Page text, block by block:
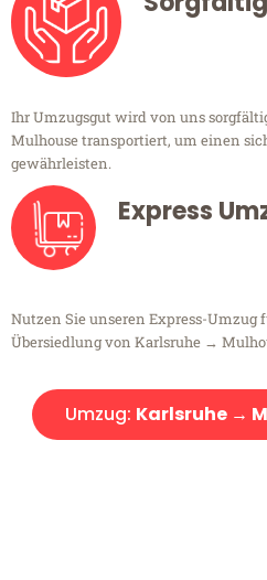
Ihr Umzugsgut wird von uns
Mulhouse transportiert, um einen
gewährleisten.
Express
Nutzen Sie unseren Express-
Übersiedlung von Karlsruhe →
Umzug: Karlsruhe →